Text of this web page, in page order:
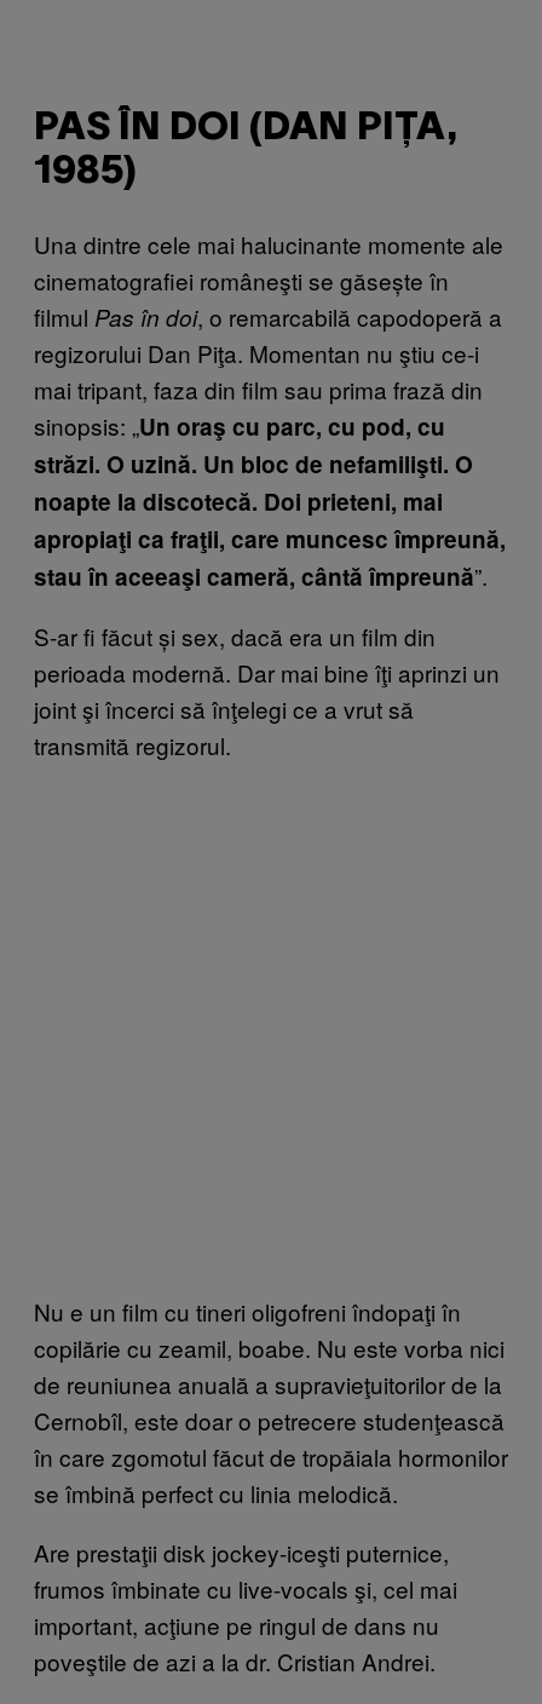
PAS ÎN DOI (DAN PIȚA,
1985)
Una dintre cele mai halucinante momente ale
cinematografiei româneşti se găsește în
filmul Pas în doi, o remarcabilă capodoperă a
regizorului Dan Piţa. Momentan nu ştiu ce-i
mai tripant, faza din film sau prima frază din
sinopsis: „Un oraş cu parc, cu pod, cu
străzi. O uzină. Un bloc de nefamilişti. O
noapte la discotecă. Doi prieteni, mai
apropiaţi ca fraţii, care muncesc împreună,
stau în aceeaşi cameră, cântă împreună”.
S-ar fi făcut și sex, dacă era un film din
perioada modernă. Dar mai bine îţi aprinzi un
joint şi încerci să înţelegi ce a vrut să
transmită regizorul.
Nu e un film cu tineri oligofreni îndopaţi în
copilărie cu zeamil, boabe. Nu este vorba nici
de reuniunea anuală a supravieţuitorilor de la
Cernobîl, este doar o petrecere studenţească
în care zgomotul făcut de tropăiala hormonilor
se îmbină perfect cu linia melodică.
Are prestaţii disk jockey-iceşti puternice,
frumos îmbinate cu live-vocals şi, cel mai
important, acţiune pe ringul de dans nu
poveştile de azi a la dr. Cristian Andrei.